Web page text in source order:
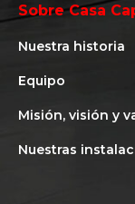
Sobre Casa
Nuestra historia
Equipo
Misión, visión y
Nuestras